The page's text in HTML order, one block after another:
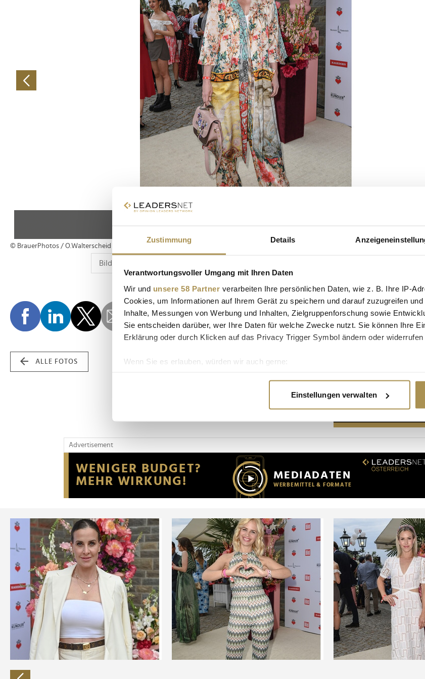
Zustimmung Details
Verantwortungsvoller Umgang mit Ihren Daten
Wir und unsere 58 Partner verarbeiten Ihre persönlichen Daten, wie z. B. Ihre IP-
Cookies, um Informationen auf Ihrem Gerät zu speichern und darauf zuzugreifen
Inhalte, Messungen von Werbung und Inhalten, Zielgruppenforschung sowie
Sie entscheiden darüber, wer Ihre Daten für welche Zwecke nutzt. Sie können Ihre
Erklärung oder durch Klicken auf das Privacy Trigger Symbol ändern oder widerrufen
Wenn Sie es erlauben, würden wir auch gerne:
Erfahren Sie mehr darüber, wie Ihre persönlichen Daten verarbeitet werden, und
Wir verwenden Cookies, um Inhalte und Anzeigen zu personalisieren, Funktionen für
Website an unsere Partner für soziale Medien, Werbung und Analysen weiter.
möglicherweise mit weiteren Daten zusammen, die Sie ihnen bereitgestellt haben
der Dienste gesammelt haben.
Einstellungen verwalten
© BrauerPhotos / O.Walterscheid
ALLE FOTOS
Advertisement
Advertisement